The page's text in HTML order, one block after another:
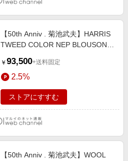
【50th Anniv . 菊池武夫】HARRIS
TWEED COLOR NEP BLOUSON
￥ 93,500+送料固定
2.5%
ストアにすすむ
【50th Anniv . 菊池武夫】WOOL